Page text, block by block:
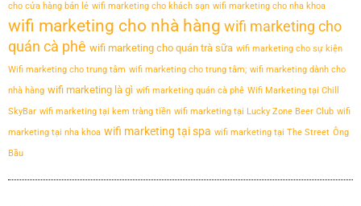
cho cửa hàng bán lẻ wifi marketing cho khách sạn wifi marketing cho nha khoa
wifi marketing cho nhà hàng wifi marketing cho
quán cà phê wifi marketing cho quán trà sữa wifi marketing cho sự kiện
Wifi marketing cho trung tâm wifi marketing cho trung tâm; wifi marketing dành cho
nhà hàng wifi marketing là gì wifi marketing quán cà phê Wifi Marketing tại Chill
SkyBar wifi marketing tại kem tràng tiền wifi marketing tại Lucky Zone Beer Club wifi
marketing tại nha khoa wifi marketing tại spa wifi marketing tại The Street Ông
Bầu